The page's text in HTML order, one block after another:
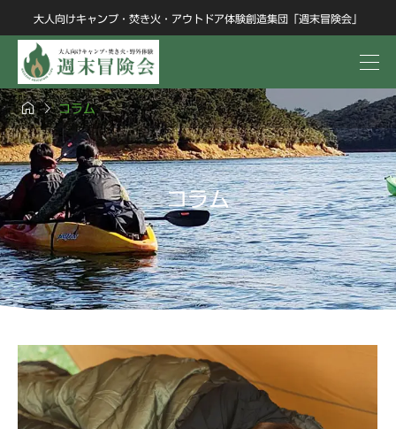
大人向けキャンプ・焚き火・アウトドア体験創造集団「週末冒険会」
コラム
コラム